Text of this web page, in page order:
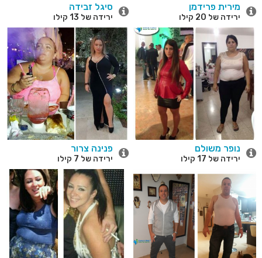
מירית פרידמן
ירידה של 20 קילו
סיגל זבידה
ירידה של 13 קילו
נופר משולם
ירידה של 17 קילו
פנינה צרור
ירידה של 7 קילו